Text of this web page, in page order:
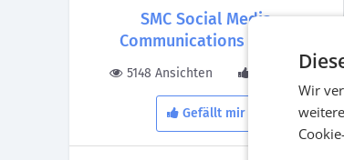
SMC Social Media
Communications GmbH
5148 Ansichten 3 Gefällt
Gefällt mir
Wir